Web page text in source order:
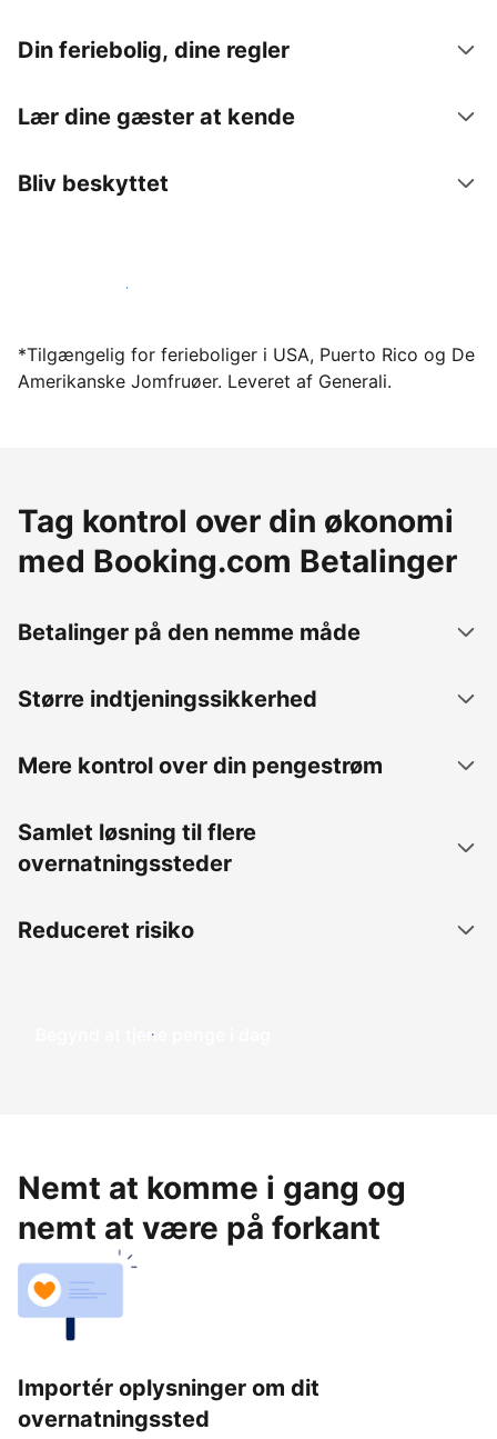
Din feriebolig, dine regler
Lær dine gæster at kende
Bliv beskyttet
Bliv vært hos os i dag
*Tilgængelig for ferieboliger i USA, Puerto Rico og De
Amerikanske Jomfruøer. Leveret af Generali.
Tag kontrol over din økonomi
med Booking.com Betalinger
Betalinger på den nemme måde
Større indtjeningssikkerhed
Mere kontrol over din pengestrøm
Samlet løsning til flere
overnatningssteder
Reduceret risiko
Begynd at tjene penge i dag
Nemt at komme i gang og
nemt at være på forkant
Importér oplysninger om dit
overnatningssted